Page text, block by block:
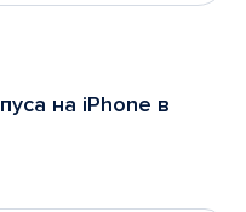
на iPhone в